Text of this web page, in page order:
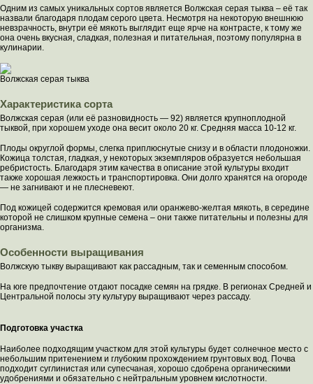
Одним из самых уникальных сортов является Волжская серая тыква – её так
назвали благодаря плодам серого цвета. Несмотря на некоторую внешнюю
невзрачность, внутри её мякоть выглядит еще ярче на контрасте, к тому же
она очень вкусная, сладкая, полезная и питательная, поэтому популярна в
кулинарии.
Волжская серая тыква
Характеристика сорта
Волжская серая (или её разновидность — 92) является крупноплодной
тыквой, при хорошем уходе она весит около 20 кг. Средняя масса 10-12 кг.
Плоды округлой формы, слегка приплюснутые снизу и в области плодоножки.
Кожица толстая, гладкая, у некоторых экземпляров образуется небольшая
ребристость. Благодаря этим качества в описание этой культуры входит
также хорошая лежкость и транспортировка. Они долго хранятся на огороде
— не загнивают и не плесневеют.
Под кожицей содержится кремовая или оранжево-желтая мякоть, в середине
которой не слишком крупные семена – они также питательны и полезны для
организма.
Особенности выращивания
Волжскую тыкву выращивают как рассадным, так и семенным способом.
На юге предпочтение отдают посадке семян на грядке. В регионах Средней и
Центральной полосы эту культуру выращивают через рассаду.
Подготовка участка
Наиболее подходящим участком для этой культуры будет солнечное место с
небольшим притенением и глубоким прохождением грунтовых вод. Почва
подходит суглинистая или супесчаная, хорошо сдобрена органическими
удобрениями и обязательно с нейтральным уровнем кислотности.